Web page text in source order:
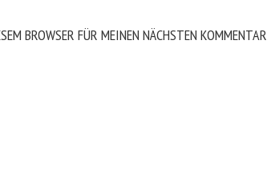
BROWSER FÜR MEINEN NÄCHSTEN KOMMENTAR